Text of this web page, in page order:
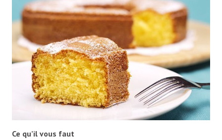
Ce qu’il vous faut